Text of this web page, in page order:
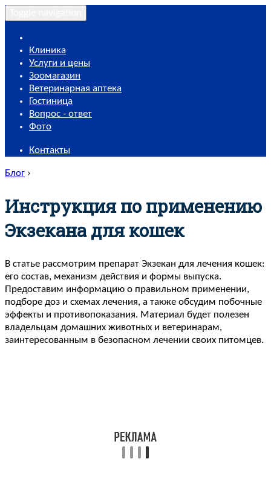
Клиника
Услуги и цены
Зоомагазин
Ветеринарная аптека
Гостиница
Вопрос - ответ
Фото
Контакты
Блог ›
Инструкция по применению
Экзекана для кошек
В статье рассмотрим препарат Экзекан для лечения кошек:
его состав, механизм действия и формы выпуска.
Предоставим информацию о правильном применении,
подборе доз и схемах лечения, а также обсудим побочные
эффекты и противопоказания. Материал будет полезен
владельцам домашних животных и ветеринарам,
заинтересованным в безопасном лечении своих питомцев.